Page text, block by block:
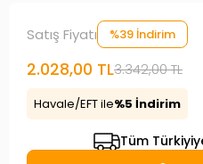
Satış Fiyatı %39 İndirim
2.028,00 TL3.342,00 TL
Havale/EFT ile%5 İndirim
Tüm